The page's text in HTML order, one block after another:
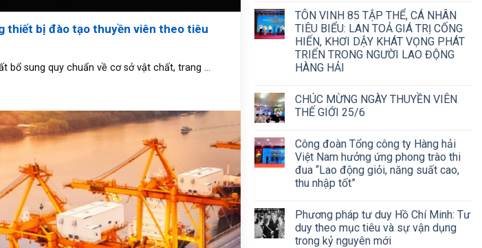
thiết bị đào tạo thuyền viên theo tiêu
bổ sung quy chuẩn về cơ sở vật chất, trang ...
TÔN VINH 85 TẬP THỂ, CÁ NHÂN
TIÊU BIỂU: LAN TOẢ GIÁ TRỊ CỐNG
HIẾN, KHƠI DẬY KHÁT VỌNG PHÁT
TRIỂN TRONG NGƯỜI LAO ĐỘNG
HÀNG HẢI
CHÚC MỪNG NGÀY THUYỀN VIÊN
THẾ GIỚI 25/6
Công đoàn Tổng công ty Hàng hải
Việt Nam hưởng ứng phong trào thi
đua “Lao động giỏi, năng suất cao,
thu nhập tốt”
Phương pháp tư duy Hồ Chí Minh: Tư
duy theo mục tiêu và sự vận dụng
trong kỷ nguyên mới